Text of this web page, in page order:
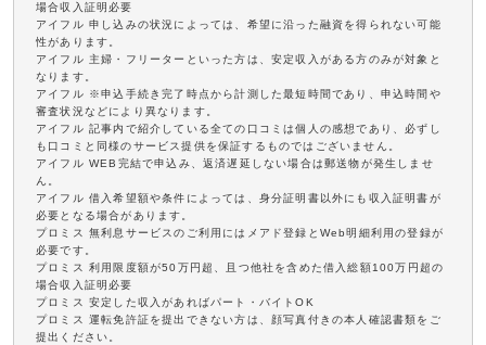
場合収入証明必要
アイフル 申し込みの状況によっては、希望に沿った融資を得られない可能
性があります。
アイフル 主婦・フリーターといった方は、安定収入がある方のみが対象と
なります。
アイフル ※申込手続き完了時点から計測した最短時間であり、申込時間や
審査状況などにより異なります。
アイフル 記事内で紹介している全ての口コミは個人の感想であり、必ずし
も口コミと同様のサービス提供を保証するものではございません。
アイフル WEB完結で申込み、返済遅延しない場合は郵送物が発生しませ
ん。
アイフル 借入希望額や条件によっては、身分証明書以外にも収入証明書が
必要となる場合があります。
プロミス 無利息サービスのご利用にはメアド登録とWeb明細利用の登録が
必要です。
プロミス 利用限度額が50万円超、且つ他社を含めた借入総額100万円超の
場合収入証明必要
プロミス 安定した収入があればパート・バイトOK
プロミス 運転免許証を提出できない方は、顔写真付きの本人確認書類をご
提出ください。